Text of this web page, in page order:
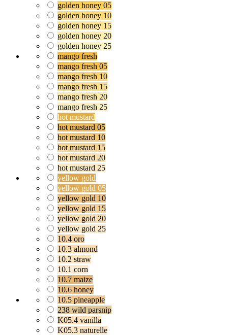
golden honey 05
golden honey 10
golden honey 15
golden honey 20
golden honey 25
mango fresh
mango fresh 05
mango fresh 10
mango fresh 15
mango fresh 20
mango fresh 25
hot mustard
hot mustard 05
hot mustard 10
hot mustard 15
hot mustard 20
hot mustard 25
yellow gold
yellow gold 05
yellow gold 10
yellow gold 15
yellow gold 20
yellow gold 25
10.4 oro
10.3 almond
10.2 straw
10.1 corn
10.7 maize
10.6 honey
10.5 pineapple
238 wild parsnip
K05.4 vanilla
K05.3 naturelle